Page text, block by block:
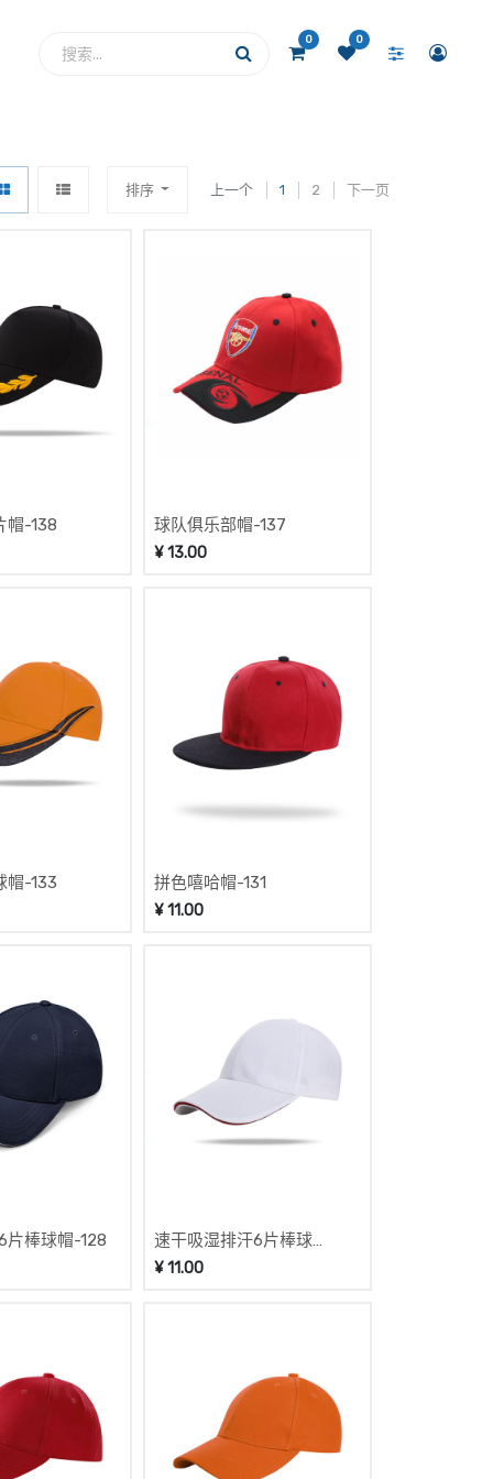
0 0
上一个 1 2 下一页
排序
帽-138 球队俱乐部帽-137
¥13.00
帽-133 拼色嘻哈帽-131
¥11.00
片棒球帽-128
速干吸湿排汗6片棒球
帽-127
¥11.00